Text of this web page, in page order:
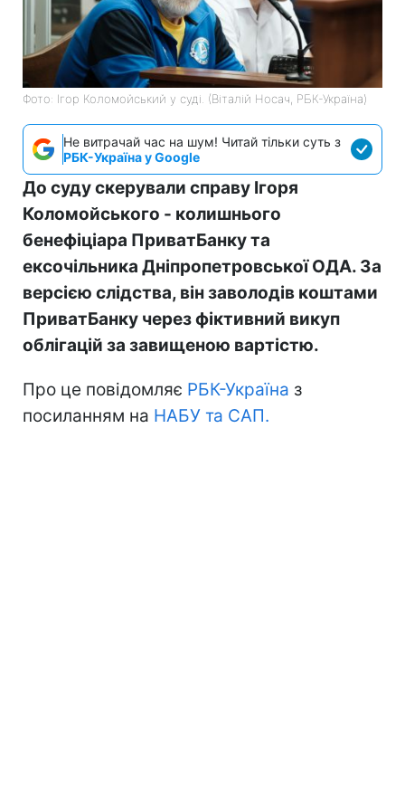
Фото: Ігор Коломойський у суді. (Віталій Носач, РБК-Україна)
Не витрачай час на шум! Читай тільки суть з
РБК-Україна у Google
До суду скерували справу Ігоря
Коломойського - колишнього
бенефіціара ПриватБанку та
ексочільника Дніпропетровської ОДА. За
версією слідства, він заволодів коштами
ПриватБанку через фіктивний викуп
облігацій за завищеною вартістю.
Про це повідомляє РБК-Україна з
посиланням на НАБУ та САП.